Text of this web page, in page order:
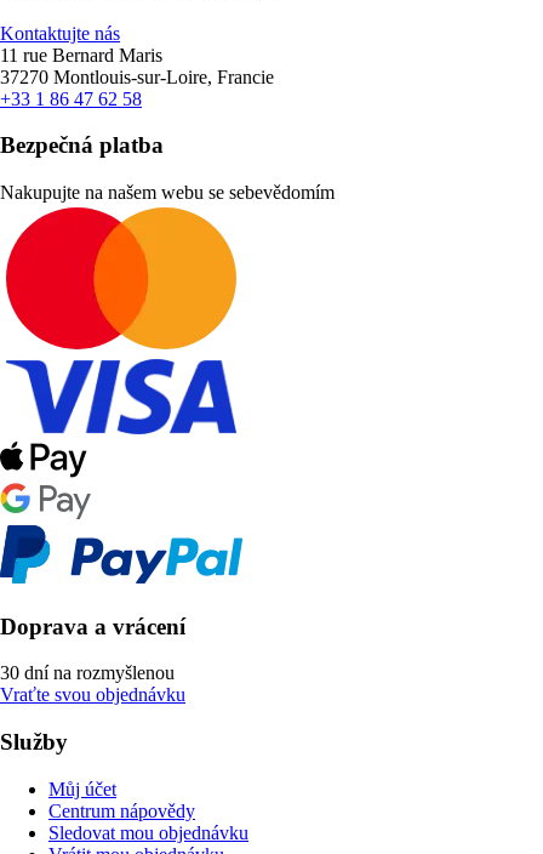
Kontaktujte nás
11 rue Bernard Maris
37270 Montlouis-sur-Loire, Francie
+33 1 86 47 62 58
Bezpečná platba
Nakupujte na našem webu se sebevědomím
Doprava a vrácení
30 dní na rozmyšlenou
Vraťte svou objednávku
Služby
Můj účet
Centrum nápovědy
Sledovat mou objednávku